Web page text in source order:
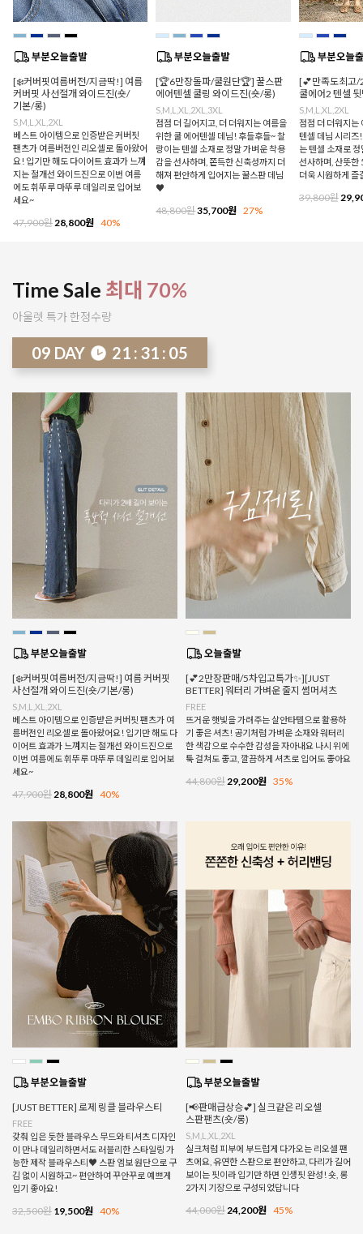
[❄️커버핏여름버전/지금딱!] 여름
커버핏 사선절개 와이드진(숏/
기본/롱)
S,M,L,XL,2XL
베스트 아이템으로 인증받은 커버핏
팬츠가 여름버전인 리오셀로 돌아왔어
요! 입기만 해도 다이어트 효과가 느껴
지는 절개선 와이드진으로 이번 여름
에도 휘뚜루 마뚜루 데일리로 입어보
세요~
47,900원 28,800원 40%
[🏆6만장돌파/쿨원단🏆] 꿀스판
에어텐셀 쿨링 와이드진(숏/롱)
S,M,L,XL,2XL,3XL
점점 더 길어지고, 더 더워지는 여름을
위한 쿨 에어텐셀 데님! 후들후들~ 찰
랑이는 텐셀 소재로 정말 가벼운 착용
감을 선사하며, 쫀득한 신축성까지 더
해져 편안하게 입어지는 꿀스판 데님
♥
48,800원35,700원 27%
[💕만족도최고/
쿨에어2 텐셀
S,M,L,XL,2XL
점점 더 더워지는
텐셀 데님 시리즈
는 텐셀 소재로
선사하며, 산뜻한
더욱 시원하게
39,800원
Time Sale 최대 70%
아울렛 특가 한정수량
09 DAY 21 : 31 : 00
[❄️커버핏여름버전/지금딱!] 여름 커버핏
사선절개 와이드진(숏/기본/롱)
S,M,L,XL,2XL
베스트 아이템으로 인증받은 커버핏 팬츠가 여
름버전인 리오셀로 돌아왔어요! 입기만 해도 다
이어트 효과가 느껴지는 절개선 와이드진으로
이번 여름에도 휘뚜루 마뚜루 데일리로 입어보
세요~
47,900원 28,800원 40%
[💕2만장판매/5차입고특가✨][JUST
BETTER] 워터리 가벼운 줄지 썸머셔츠
FREE
뜨거운 햇빛을 가려주는 살안타템으로 활용하
기 좋은 셔츠! 공기처럼 가벼운 소재와 워터리
한 색감으로 수수한 감성을 자아내요 나시 위에
툭 걸쳐도 좋고, 깔끔하게 셔츠로 입어도 좋아요
44,800원 29,200원 35%
[JUST BETTER] 로제 링클 블라우스티
FREE
갖춰 입은 듯한 블라우스 무드와 티셔츠 디자인
이 만나 데일리하면서도 러블리한 스타일링 가
능한 제작 블라우스티♥ 스판 엠보 원단으로 구
김 없이 시원하고~ 편안하여 꾸안꾸로 예쁘게
입기 좋아요!
32,500원 19,500원 40%
[📢판매급상승💕] 실크같은 리오셀
스판팬츠(숏/롱)
S,M,L,XL,2XL
실크처럼 피부에 부드럽게 다가오는 리오셀 팬
츠에요, 유연한 스판으로 편안하고, 다리가 길어
보이는 핏이라 입기만 하면 인생핏 완성! 숏, 롱
2가지 기장으로 구성되었답니다
44,000원 24,200원 45%